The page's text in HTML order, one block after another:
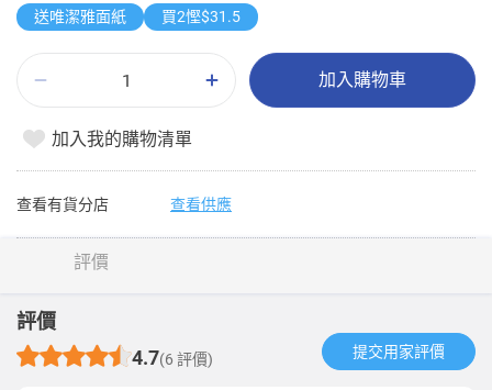
送唯潔雅面紙 買2慳$31.5
加入購物車
加入我的購物清單
查看有貨分店 查看供應
評價
評價
4.7(6 評價) 提交用家評價​